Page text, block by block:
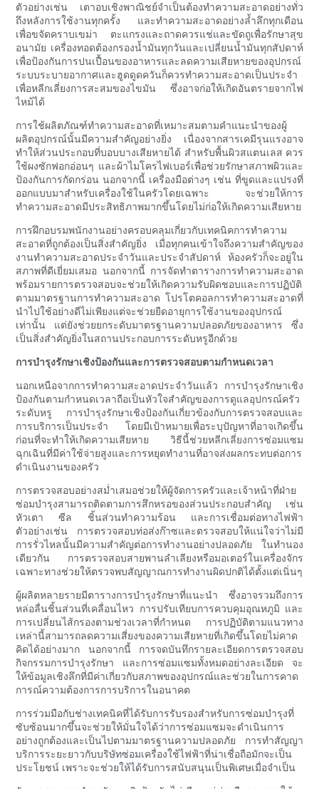
ตัวอย่างเช่น เตาอบเชิงพาณิชย์จำเป็นต้องทำความสะอาดอย่างทั่ว
ถึงหลังการใช้งานทุกครั้ง และทำความสะอาดอย่างล้ำลึกทุกเดือน
เพื่อขจัดคราบเขม่า ตะแกรงและถาดควรแช่และขัดถูเพื่อรักษาสุข
อนามัย เครื่องทอดต้องกรองน้ำมันทุกวันและเปลี่ยนน้ำมันทุกสัปดาห์
เพื่อป้องกันการปนเปื้อนของอาหารและลดความเสียหายของอุปกรณ์
ระบบระบายอากาศและฮูดดูดควันก็ควรทำความสะอาดเป็นประจำ
เพื่อหลีกเลี่ยงการสะสมของไขมัน ซึ่งอาจก่อให้เกิดอันตรายจากไฟ
ไหม้ได้
การใช้ผลิตภัณฑ์ทำความสะอาดที่เหมาะสมตามคำแนะนำของผู้
ผลิตอุปกรณ์นั้นมีความสำคัญอย่างยิ่ง เนื่องจากสารเคมีรุนแรงอาจ
ทำให้ส่วนประกอบที่บอบบางเสียหายได้ สำหรับพื้นผิวสแตนเลส ควร
ใช้ผงซักฟอกอ่อนๆ และผ้าไมโครไฟเบอร์เพื่อช่วยรักษาสภาพผิวและ
ป้องกันการกัดกร่อน นอกจากนี้ เครื่องมือต่างๆ เช่น ที่ขูดและแปรงที่
ออกแบบมาสำหรับเครื่องใช้ในครัวโดยเฉพาะ จะช่วยให้การ
ทำความสะอาดมีประสิทธิภาพมากขึ้นโดยไม่ก่อให้เกิดความเสียหาย
การฝึกอบรมพนักงานอย่างครอบคลุมเกี่ยวกับเทคนิคการทำความ
สะอาดที่ถูกต้องเป็นสิ่งสำคัญยิ่ง เมื่อทุกคนเข้าใจถึงความสำคัญของ
งานทำความสะอาดประจำวันและประจำสัปดาห์ ห้องครัวก็จะอยู่ใน
สภาพที่ดีเยี่ยมเสมอ นอกจากนี้ การจัดทำตารางการทำความสะอาด
พร้อมรายการตรวจสอบจะช่วยให้เกิดความรับผิดชอบและการปฏิบัติ
ตามมาตรฐานการทำความสะอาด โปรโตคอลการทำความสะอาดที่
นำไปใช้อย่างดีไม่เพียงแต่จะช่วยยืดอายุการใช้งานของอุปกรณ์
เท่านั้น แต่ยังช่วยยกระดับมาตรฐานความปลอดภัยของอาหาร ซึ่ง
เป็นสิ่งสำคัญยิ่งในสถานประกอบการระดับหรูอีกด้วย
การบำรุงรักษาเชิงป้องกันและการตรวจสอบตามกำหนดเวลา
นอกเหนือจากการทำความสะอาดประจำวันแล้ว การบำรุงรักษาเชิง
ป้องกันตามกำหนดเวลาถือเป็นหัวใจสำคัญของการดูแลอุปกรณ์ครัว
ระดับหรู การบำรุงรักษาเชิงป้องกันเกี่ยวข้องกับการตรวจสอบและ
การบริการเป็นประจำ โดยมีเป้าหมายเพื่อระบุปัญหาที่อาจเกิดขึ้น
ก่อนที่จะทำให้เกิดความเสียหาย วิธีนี้ช่วยหลีกเลี่ยงการซ่อมแซม
ฉุกเฉินที่มีค่าใช้จ่ายสูงและการหยุดทำงานที่อาจส่งผลกระทบต่อการ
ดำเนินงานของครัว
การตรวจสอบอย่างสม่ำเสมอช่วยให้ผู้จัดการครัวและเจ้าหน้าที่ฝ่าย
ซ่อมบำรุงสามารถติดตามการสึกหรอของส่วนประกอบสำคัญ เช่น
หัวเตา ซีล ชิ้นส่วนทำความร้อน และการเชื่อมต่อทางไฟฟ้า
ตัวอย่างเช่น การตรวจสอบท่อส่งก๊าซและตรวจสอบให้แน่ใจว่าไม่มี
การรั่วไหลนั้นมีความสำคัญต่อการทำงานอย่างปลอดภัย ในทำนอง
เดียวกัน การตรวจสอบสายพานลำเลียงหรือมอเตอร์ในเครื่องจักร
เฉพาะทางช่วยให้ตรวจพบสัญญาณการทำงานผิดปกติได้ตั้งแต่เนิ่นๆ
ผู้ผลิตหลายรายมีตารางการบำรุงรักษาที่แนะนำ ซึ่งอาจรวมถึงการ
หล่อลื่นชิ้นส่วนที่เคลื่อนไหว การปรับเทียบการควบคุมอุณหภูมิ และ
การเปลี่ยนไส้กรองตามช่วงเวลาที่กำหนด การปฏิบัติตามแนวทาง
เหล่านี้สามารถลดความเสี่ยงของความเสียหายที่เกิดขึ้นโดยไม่คาด
คิดได้อย่างมาก นอกจากนี้ การจดบันทึกรายละเอียดการตรวจสอบ
กิจกรรมการบำรุงรักษา และการซ่อมแซมทั้งหมดอย่างละเอียด จะ
ให้ข้อมูลเชิงลึกที่มีค่าเกี่ยวกับสภาพของอุปกรณ์และช่วยในการคาด
การณ์ความต้องการการบริการในอนาคต
การร่วมมือกับช่างเทคนิคที่ได้รับการรับรองสำหรับการซ่อมบำรุงที่
ซับซ้อนมากขึ้นจะช่วยให้มั่นใจได้ว่าการซ่อมแซมจะดำเนินการ
อย่างถูกต้องและเป็นไปตามมาตรฐานความปลอดภัย การทำสัญญา
บริการระยะยาวกับบริษัทซ่อมเครื่องใช้ไฟฟ้าที่น่าเชื่อถือมักจะเป็น
ประโยชน์ เพราะจะช่วยให้ได้รับการสนับสนุนเป็นพิเศษเมื่อจำเป็น